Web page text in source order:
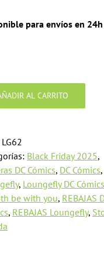
era:
es:
para envíos en
AL CARRITO
LG62
Black Friday 2025,
DC Cómics, DC Cómics,
, Loungefly DC Cómics
be with you, REBAJAS
, REBAJAS Loungefly,